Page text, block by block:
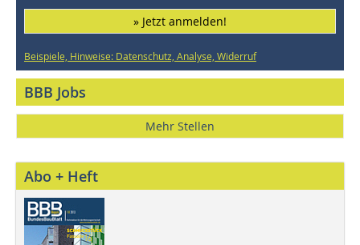
» Jetzt anmelden!
Beispiele, Hinweise: Datenschutz, Analyse, Widerruf
BBB Jobs
Mehr Stellen
Abo + Heft